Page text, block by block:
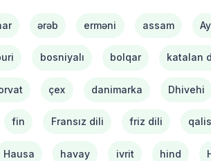
ərəb erməni assam
bosniyalı bolqar katalan
çex danimarka Dhivehi
fin Fransız dili friz dili
Hausa havay ivrit hind